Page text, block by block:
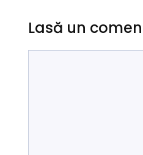
Lasă un